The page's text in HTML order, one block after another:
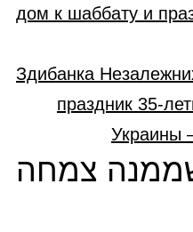
дом к шаббату и
«Здибанка
праздник 35-
Украины
צמחה